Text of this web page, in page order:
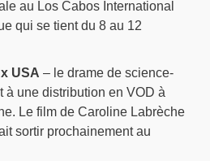
au Los Cabos International
qui se tient du 8 au 12
USA – le drame de science-
à une distribution en VOD à
Le film de Caroline Labrèche
sortir prochainement au